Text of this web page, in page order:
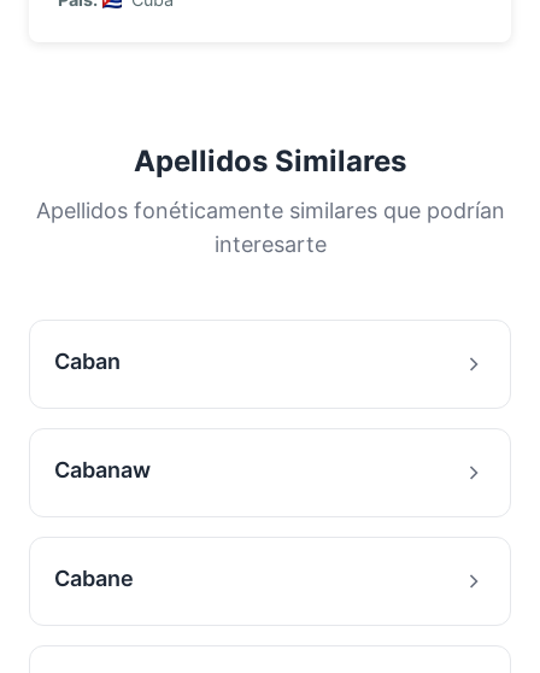
Apellidos Similares
Apellidos fonéticamente similares que podrían
interesarte
Caban
Cabanaw
Cabane